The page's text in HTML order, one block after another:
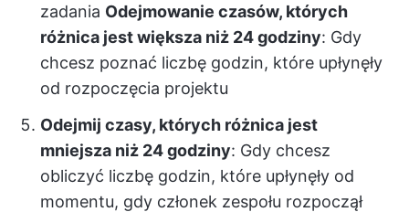
zadania Odejmowanie czasów, których
różnica jest większa niż 24 godziny: Gdy
chcesz poznać liczbę godzin, które upłynęły
od rozpoczęcia projektu
Odejmij czasy, których różnica jest
mniejsza niż 24 godziny: Gdy chcesz
obliczyć liczbę godzin, które upłynęły od
momentu, gdy członek zespołu rozpoczął